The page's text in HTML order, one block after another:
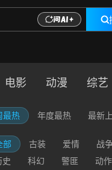
电影 动漫 综艺
最热 年度最热 最新
部 古装 爱情
战
史
科幻 警匪 动作